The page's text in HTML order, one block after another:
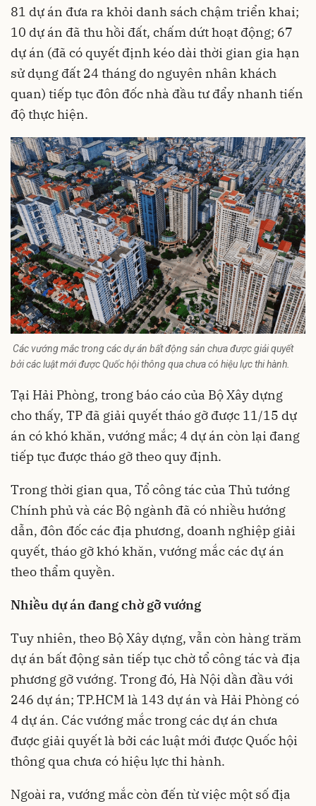
81 dự án đưa ra khỏi danh sách chậm triển khai;
10 dự án đã thu hồi đất, chấm dứt hoạt động; 67
dự án (đã có quyết định kéo dài thời gian gia hạn
sử dụng đất 24 tháng do nguyên nhân khách
quan) tiếp tục đôn đốc nhà đầu tư đẩy nhanh tiến
độ thực hiện.
Các vướng mắc trong các dự án bất động sản chưa được giải quyết
bởi các luật mới được Quốc hội thông qua chưa có hiệu lực thi hành.
Tại Hải Phòng, trong báo cáo của Bộ Xây dựng
cho thấy, TP đã giải quyết tháo gỡ được 11/15 dự
án có khó khăn, vướng mắc; 4 dự án còn lại đang
tiếp tục được tháo gỡ theo quy định.
Trong thời gian qua, Tổ công tác của Thủ tướng
Chính phủ và các Bộ ngành đã có nhiều hướng
dẫn, đôn đốc các địa phương, doanh nghiệp giải
quyết, tháo gỡ khó khăn, vướng mắc các dự án
theo thẩm quyền.
Nhiều dự án đang chờ gỡ vướng
Tuy nhiên, theo Bộ Xây dựng, vẫn còn hàng trăm
dự án bất động sản tiếp tục chờ tổ công tác và địa
phương gỡ vướng. Trong đó, Hà Nội dần đầu với
246 dự án; TP.HCM là 143 dự án và Hải Phòng có
4 dự án. Các vướng mắc trong các dự án chưa
được giải quyết là bởi các luật mới được Quốc hội
thông qua chưa có hiệu lực thi hành.
Ngoài ra, vướng mắc còn đến từ việc một số địa